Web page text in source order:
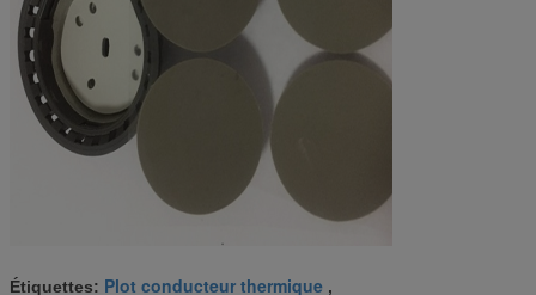
Étiquettes: Plot conducteur thermique ,